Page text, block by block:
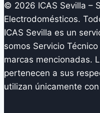
© 2026 ICAS Sevilla –
Electrodomésticos.
ICAS Sevilla es un
somos Servicio
marcas mencionadas.
pertenecen a sus
utilizan únicamente